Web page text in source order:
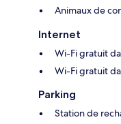
Animaux de
Internet
Wi-Fi gratuit
Wi-Fi gratuit
Parking
Station de